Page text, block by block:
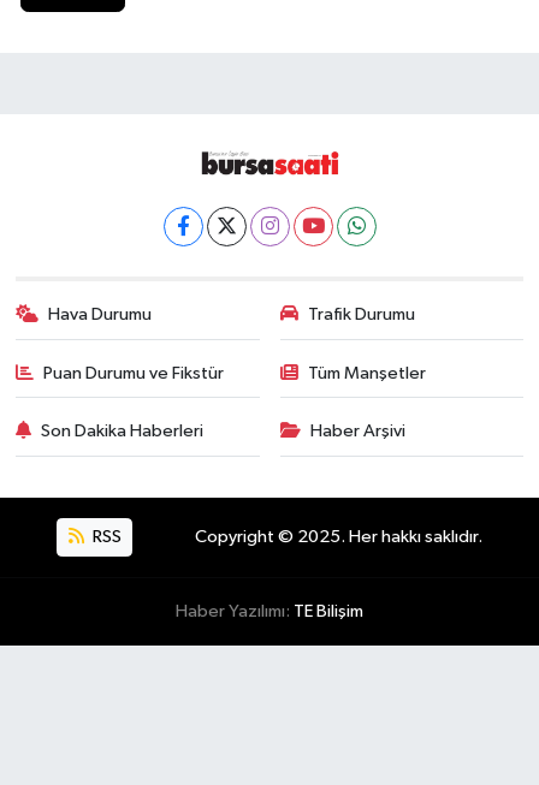
Hava Durumu Trafik Durumu
Puan Durumu ve Fikstür Tüm Manşetler
Son Dakika Haberleri Haber Arşivi
RSS Copyright © 2025. Her hakkı saklıdır.
Haber Yazılımı: TE Bilişim